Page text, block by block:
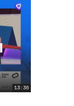
13:36